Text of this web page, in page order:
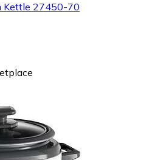
Kettle 27450-70